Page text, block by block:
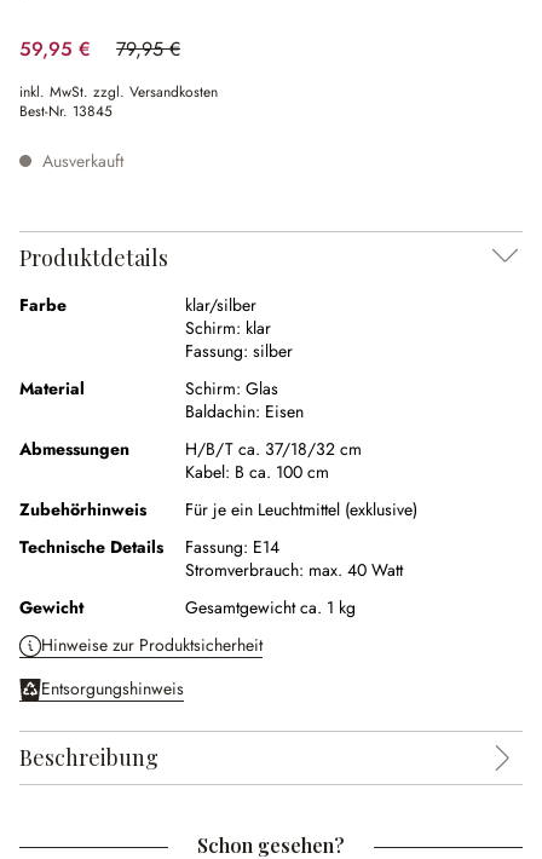
59,95 € 79,95 €
(25.02% gespart)
inkl. MwSt. zzgl. Versandkosten
Best-Nr. 13845
Ausverkauft
Produktdetails
Farbe
klar/silber
Schirm: klar
Fassung: silber
Material
Schirm: Glas
Baldachin: Eisen
Abmessungen
H/B/T ca. 37/18/32 cm
Kabel: B ca. 100 cm
Zubehörhinweis
Für je ein Leuchtmittel (exklusive)
Technische Details
Fassung: E14
Stromverbrauch: max. 40 Watt
Gewicht
Gesamtgewicht ca. 1 kg
Hinweise zur Produktsicherheit
Entsorgungshinweis
Beschreibung
Schon gesehen?